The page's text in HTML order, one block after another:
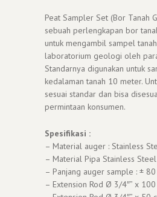
Peat Sampler Set (Bor Tanah
sebuah perlengkapan bor
untuk mengambil sampel
laboratorium geologi oleh
Standarnya digunakan untuk
kedalaman tanah 10 meter.
sesuai standar dan bisa
permintaan konsumen.
Spesifikasi :
– Material auger : Stainless
– Material Pipa Stainless
– Panjang auger sample : ± 80
– Extension Rod Ø 3/4″” x